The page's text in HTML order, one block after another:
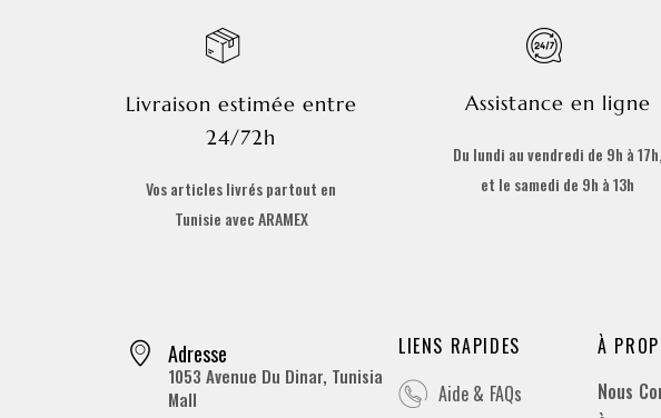
Livraison estimée entre
24/72h
Vos articles livrés partout en
Tunisie avec ARAMEX
Assistance en ligne
Du lundi au vendredi de 9h à 17h,
et le samedi de 9h à 13h
Adresse
1053 Avenue Du Dinar, Tunisia
Mall
LIENS RAPIDES
Aide & FAQs
À
Nous